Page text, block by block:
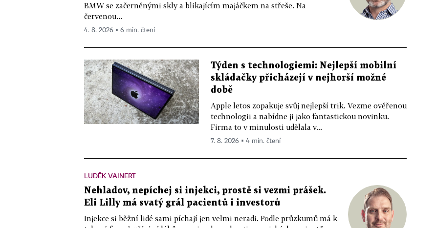
BMW se začerněnými skly a blikajícím majáčkem na střeše. Na
červenou...
4. 8. 2026 ▪ 6 min. čtení
Týden s technologiemi: Nejlepší mobilní
skládačky přicházejí v nejhorší možné
době
Apple letos zopakuje svůj nejlepší trik. Vezme ověřenou
technologii a nabídne ji jako fantastickou novinku.
Firma to v minulosti udělala v...
7. 8. 2026 ▪ 4 min. čtení
LUDĚK VAINERT
Nehladov, nepíchej si injekci, prostě si vezmi prášek.
Eli Lilly má svatý grál pacientů i investorů
Injekce si běžní lidé sami píchají jen velmi neradi. Podle průzkumů má k